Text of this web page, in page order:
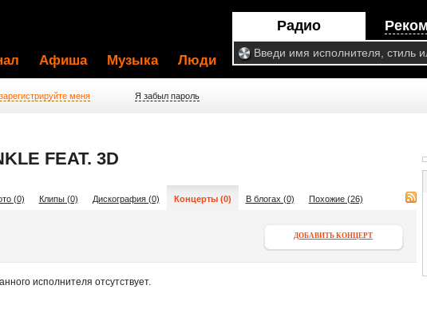
Радио
Афиша Музыка Люди
меня Я забыл пароль
FEAT. 3D
(0) Клипы (0) Дискография (0) Концерты (0) В блогах (0) Похожие (26)
ДОБАВИТЬ КОНЦЕРТ
исполнителя отсутствует.